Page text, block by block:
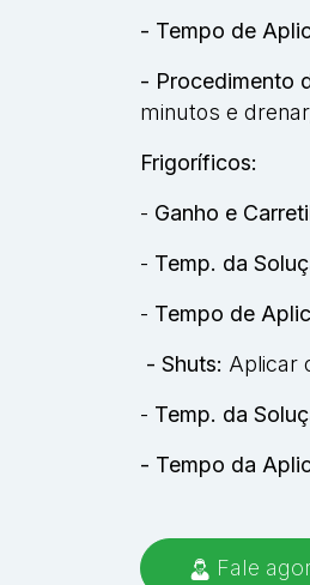
- Tempo de
- Procedimento
minutos e
Frigoríficos:
- Ganho e
- Temp. da
- Tempo de
- Shuts: Aplicar
- Temp. da
- Tempo da
Fale